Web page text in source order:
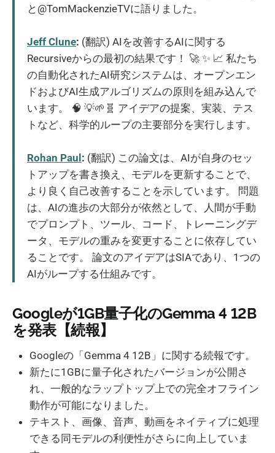
と@TomMackenzieTVに語りました。
Jeff Clune: (翻訳) AIを改善するAIに関する
Recursiveからの最初の結果です！ 🚀 ✨ 📈 私たち
の自動化されたAI研究システムは、オープンエン
ドおよびAI生成アルゴリズムの原則を組み込んで
います。 🧠 💡🌱🧬 アイデアの提案、実装、テス
トなど、科学的ループの主要部分を実行します。
Rohan Paul : (翻訳) この論文は、AIが自身のセッ
トアップを書き換え、モデルを更新することで、
より良く自己改善することを示しています。 問題
は、AIの進歩の大部分が依然として、人間が手動
でプロンプト、ツール、コード、トレーニングデ
ータ、モデルの重みを変更することに依存してい
ることです。 論文のアイデアはSIAであり、1つの
AIがループする仕組みです。
Googleが1GB量子化のGemma 4 12B
を発表【続報】
Googleの「Gemma 4 12B」に関する続報です。
新たに1GBに量子化されたバージョンが公開さ
れ、一般的なラップトップ上での完全オフライン
動作が可能になりました。
テキスト、画像、音声、動画をネイティブに処理
できる同モデルの利便性がさらに向上していま